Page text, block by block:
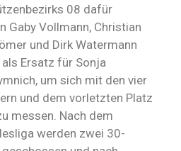
08 dafür
Gaby Vollmann, Christian
und Dirk Watermann
Ersatz für Sonja
um sich mit den vier
und dem vorletzten Platz
messen. Nach dem
werden zwei 30-